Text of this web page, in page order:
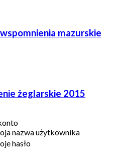
mazurskie
żeglarskie 2015
nazwa użytkownika
hasło